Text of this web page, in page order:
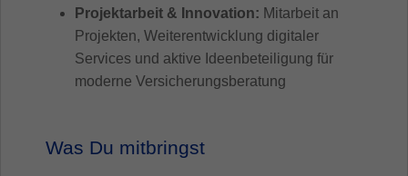
Projektarbeit & Innovation: Mitarbeit an
Projekten, Weiterentwicklung digitaler
Services und aktive Ideenbeteiligung für
moderne Versicherungsberatung
Was Du mitbringst